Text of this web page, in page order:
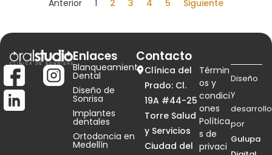
Anterior 1 2 3 4 5 Siguiente
Enlaces
Blanqueamiento
Dental
Diseño de
Sonrisa
Implantes
dentales
Ortodoncia en
Medellín
Contacto
Clínica del
Prado: Cl.
19A #44-25
Torre Salud
y Servicios
Ciudad del
Diseño
y
desarrollo
por
Gulupa
Términ
os y
condici
ones
Política
s de
privaci